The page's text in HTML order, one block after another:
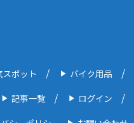
スポット バイク用品
記事一覧 ログイン